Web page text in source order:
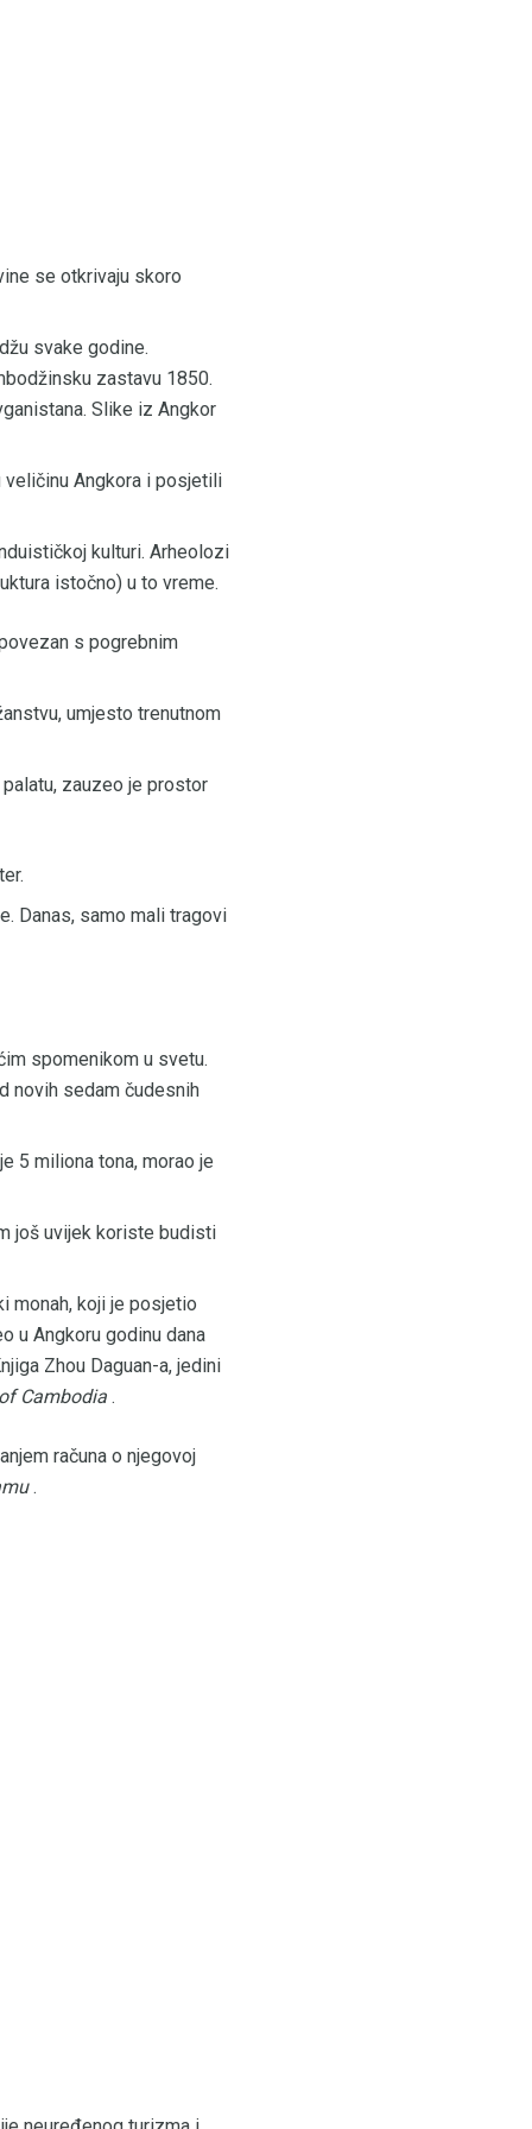
se otkrivaju skoro
svake godine.
zastavu 1850.
Slike iz Angkor
Angkora i posjetili
kulturi. Arheolozi
istočno) u to vreme.
s pogrebnim
umjesto trenutnom
zauzeo je prostor
Danas, samo mali tragovi
spomenikom u svetu.
novih sedam čudesnih
5 miliona tona, morao je
još uvijek koriste budisti
monah, koji je posjetio
u Angkoru godinu dana
Zhou Daguan-a, jedini
Cambodia .
računa o njegovoj
.